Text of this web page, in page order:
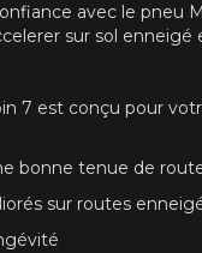
avec le pneu
sur sol
7 est conçu pour
bonne tenue de
sur routes